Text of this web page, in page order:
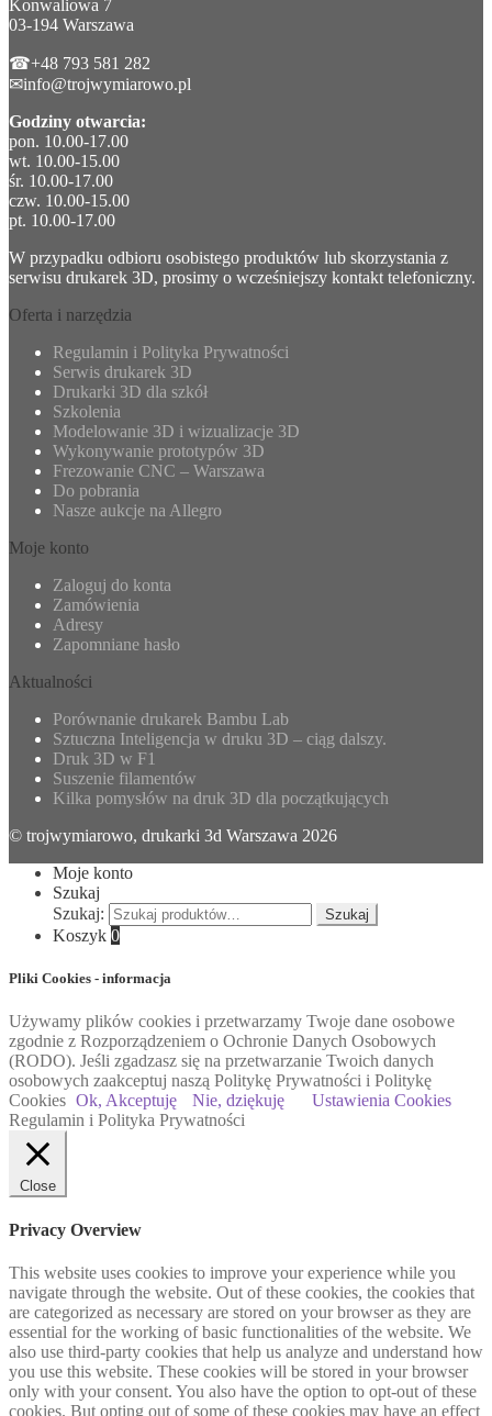
Konwaliowa 7
03-194 Warszawa
☎+48 793 581 282
✉info@trojwymiarowo.pl
Godziny otwarcia:
pon. 10.00-17.00
wt. 10.00-15.00
śr. 10.00-17.00
czw. 10.00-15.00
pt. 10.00-17.00
W przypadku odbioru osobistego produktów lub skorzystania z
serwisu drukarek 3D, prosimy o wcześniejszy kontakt telefoniczny.
Oferta i narzędzia
Regulamin i Polityka Prywatności
Serwis drukarek 3D
Drukarki 3D dla szkół
Szkolenia
Modelowanie 3D i wizualizacje 3D
Wykonywanie prototypów 3D
Frezowanie CNC – Warszawa
Do pobrania
Nasze aukcje na Allegro
Moje konto
Zaloguj do konta
Zamówienia
Adresy
Zapomniane hasło
Aktualności
Porównanie drukarek Bambu Lab
Sztuczna Inteligencja w druku 3D – ciąg dalszy.
Druk 3D w F1
Suszenie filamentów
Kilka pomysłów na druk 3D dla początkujących
© trojwymiarowo, drukarki 3d Warszawa 2026
Moje konto
Szukaj
Szukaj:
Szukaj
Koszyk 0
Pliki Cookies - informacja
Używamy plików cookies i przetwarzamy Twoje dane osobowe
zgodnie z Rozporządzeniem o Ochronie Danych Osobowych
(RODO). Jeśli zgadzasz się na przetwarzanie Twoich danych
osobowych zaakceptuj naszą Politykę Prywatności i Politykę
Cookies Ok, Akceptuję Nie, dziękuję
Ustawienia Cookies
Regulamin i Polityka Prywatności
Close
Privacy Overview
This website uses cookies to improve your experience while you
navigate through the website. Out of these cookies, the cookies that
are categorized as necessary are stored on your browser as they are
essential for the working of basic functionalities of the website. We
also use third-party cookies that help us analyze and understand how
you use this website. These cookies will be stored in your browser
only with your consent. You also have the option to opt-out of these
cookies. But opting out of some of these cookies may have an effect